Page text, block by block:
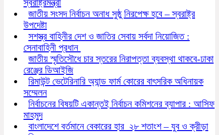
স্বরাষ্ট্রমন্ত্রী
জাতীয় সংসদ নির্বাচন অনাধ সুষ্ঠু নিরপেক্ষ হবে – স্বরাষ্ট্র
উপদেষ্টা
সশস্ত্র বাহিনীর দেশ ও জাতির সেবায় সর্বদা নিয়োজিত :
সেনাবাহিনী প্রধান
জাতীয় স্মৃতিসৌধে চার স্তরের নিরাপত্তা ব্যবস্থা থাকবে-ঢাকা
রেঞ্জের ডিআইজি
রিমাউন্ট ভেটেরিনারি অ্যান্ড ফার্ম কোরের বাৎসরিক অধিনায়ক
সম্মেলন
নির্বাচনের বিষয়টি একান্তই নির্বাচন কমিশনের ব্যাপার : আসিফ
মাহমুদ
বাংলাদেশে বর্তমানে বেকারের হার ২৮ শতাংশ – যুব ও ক্রীড়া